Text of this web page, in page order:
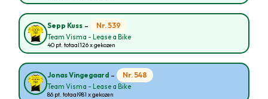
Sepp Kuss - Nr. 539
Team Visma - Lease a Bike
40 pt. totaal126 x gekozen
Jonas Vingegaard - Nr. 548
Team Visma - Lease a Bike
86 pt. totaal981 x gekozen